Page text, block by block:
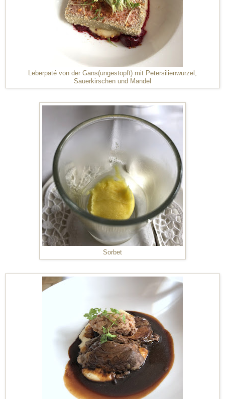
Leberpaté von der Gans(ungestopft) mit Petersilienwurzel,
Sauerkirschen und Mandel
Sorbet